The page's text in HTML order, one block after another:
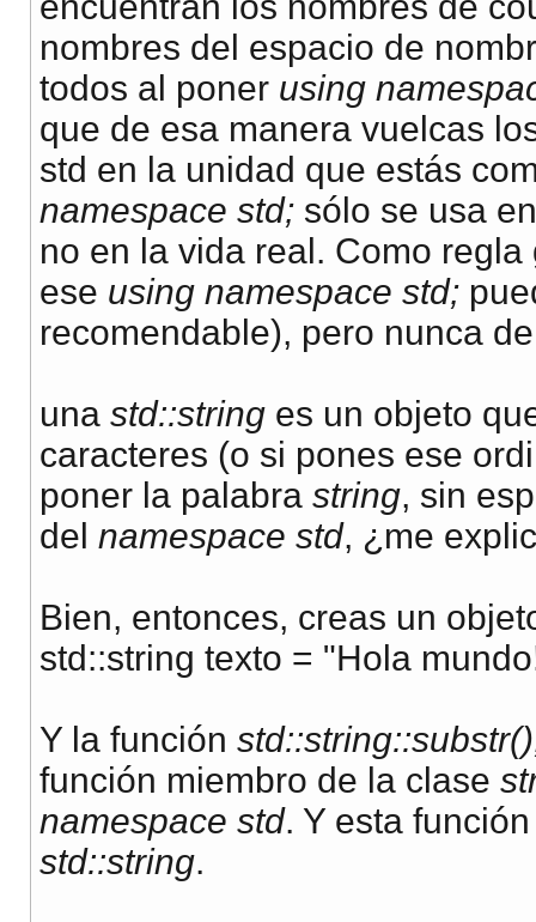
nombres del espacio de
todos al poner using
que de esa manera vuelcas
std en la unidad que estás
namespace std; sólo se usa
no en la vida real. Como
ese using namespace std;
recomendable), pero nunca
una std::string es un objeto
caracteres (o si pones ese
poner la palabra string, sin
del namespace std, ¿me
Bien, entonces, creas un
std::string texto = "Hola
Y la función
función miembro de la clase
namespace std. Y esta
std::string.